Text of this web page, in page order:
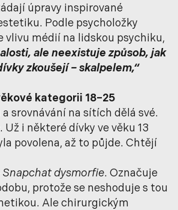
úpravy inspirované
Podle psycholožky
vlivu médií na lidskou psychiku,
ale neexistuje způsob, jak
zkoušejí – skalpelem,“
kategorii 18–25
srovnávání na sítích dělá své.
i některé dívky ve věku 13
povolena, až to půjde. Chtějí
Snapchat dysmorfie. Označuje
protože se neshoduje s tou
Ale chirurgickým